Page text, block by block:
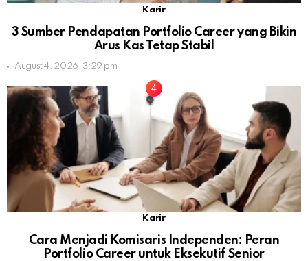
Karir
3 Sumber Pendapatan Portfolio Career yang Bikin
Arus Kas Tetap Stabil
August 4, 2026, 3:29 pm
Karir
Cara Menjadi Komisaris Independen: Peran
Portfolio Career untuk Eksekutif Senior